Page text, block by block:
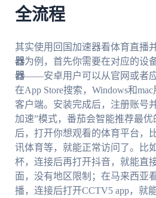
全流程
其实使用回国加速器看体育直播
器为例，首先你需要在对应的设
器——安卓用户可以从官网或者
在App Store搜索，Windows和
客户端。安装完成后，注册账号
加速”模式，番茄会智能推荐最
后，打开你想观看的体育平台，
讯体育等，就能正常访问了。比
杯，连接后再打开抖音，就能直
面，没有地区限制；在马来西亚
播，连接后打开CCTV5 app，就